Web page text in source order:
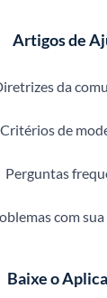
Artigos de
da
Critérios de
Perguntas
com
Baixe o